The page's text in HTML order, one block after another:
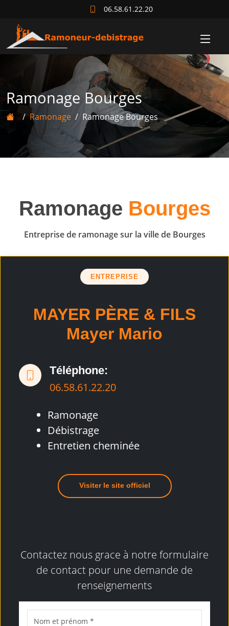
06.58.61.22.20
Ramonage Bourges
Ramonage Ramonage Bourges
Ramonage Bourges
Entreprise de ramonage sur la ville de Bourges
ENTREPRISE
MAYER PÈRE & FILS
Mayer Mario
Téléphone:
06.58.61.22.20
Ramonage
Débistrage
Entretien cheminée
Visiter le site officiel
Contactez nous grace à notre formulaire
de contact pour une demande de
renseignements